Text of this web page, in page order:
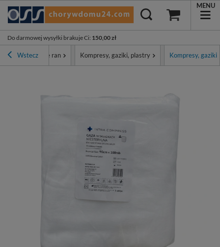
Do darmowej wysyłki brakuje Ci: 150,00 zł
MENU
Wstecz
i leczenie ran Kompresy, gaziki, plastry Kompresy, gaziki